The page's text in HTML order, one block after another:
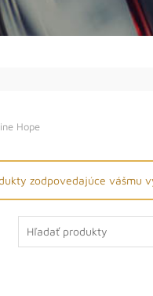
Hope
zodpovedajúce vášmu